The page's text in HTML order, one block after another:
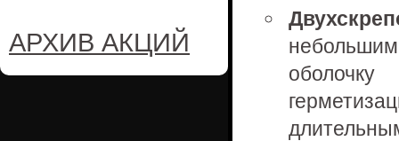
АРХИВ АКЦИЙ